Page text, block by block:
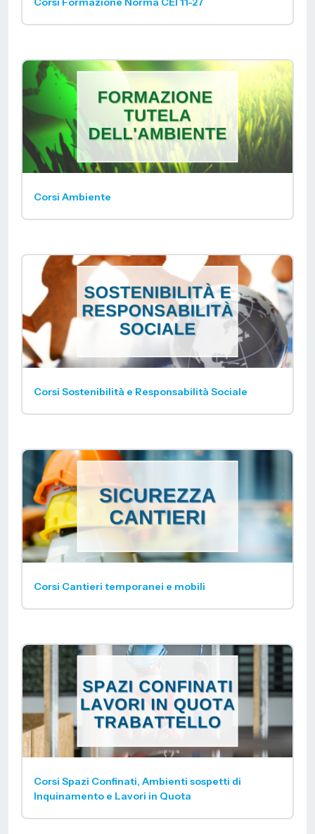
Corsi Ambiente
Corsi Sostenibilità e Responsabilità Sociale
Corsi Cantieri temporanei e mobili
Corsi Spazi Confinati, Ambienti sospetti di
Inquinamento e Lavori in Quota